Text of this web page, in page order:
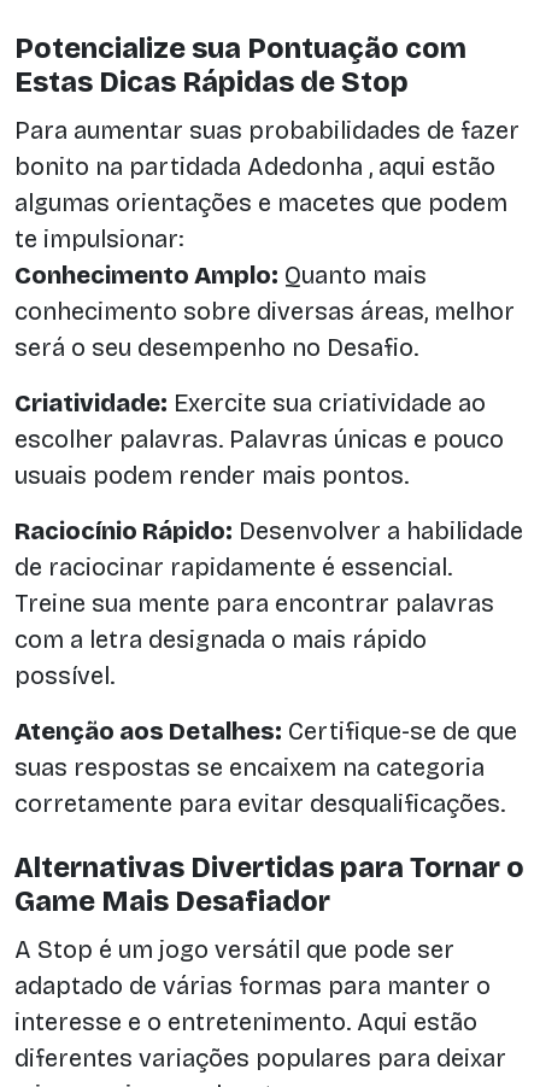
Potencialize sua Pontuação com
Estas Dicas Rápidas de Stop
Para aumentar suas probabilidades de fazer
bonito na partidada Adedonha , aqui estão
algumas orientações e macetes que podem
te impulsionar:
Conhecimento Amplo: Quanto mais
conhecimento sobre diversas áreas, melhor
será o seu desempenho no Desafio.
Criatividade: Exercite sua criatividade ao
escolher palavras. Palavras únicas e pouco
usuais podem render mais pontos.
Raciocínio Rápido: Desenvolver a habilidade
de raciocinar rapidamente é essencial.
Treine sua mente para encontrar palavras
com a letra designada o mais rápido
possível.
Atenção aos Detalhes: Certifique-se de que
suas respostas se encaixem na categoria
corretamente para evitar desqualificações.
Alternativas Divertidas para Tornar o
Game Mais Desafiador
A Stop é um jogo versátil que pode ser
adaptado de várias formas para manter o
interesse e o entretenimento. Aqui estão
diferentes variações populares para deixar